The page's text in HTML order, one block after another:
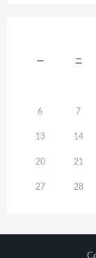
一 二
6 7
13 14
20 21
27 28